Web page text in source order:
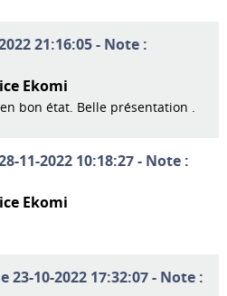
21:16:05 - Note :
Ekomi
bon état. Belle présentation .
11-2022 10:18:27 - Note :
Ekomi
23-10-2022 17:32:07 - Note :